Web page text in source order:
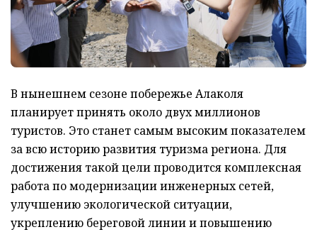
В нынешнем сезоне побережье Алаколя
планирует принять около двух миллионов
туристов. Это станет самым высоким показателем
за всю историю развития туризма региона. Для
достижения такой цели проводится комплексная
работа по модернизации инженерных сетей,
улучшению экологической ситуации,
укреплению береговой линии и повышению